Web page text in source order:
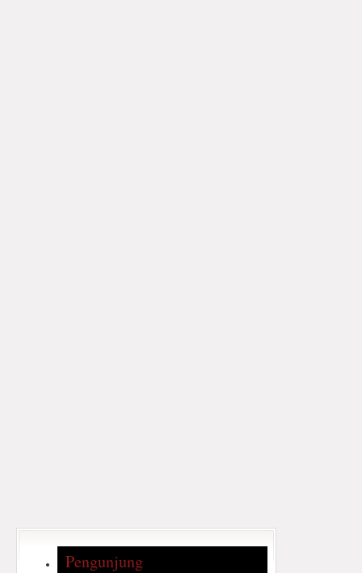
Pengunjung